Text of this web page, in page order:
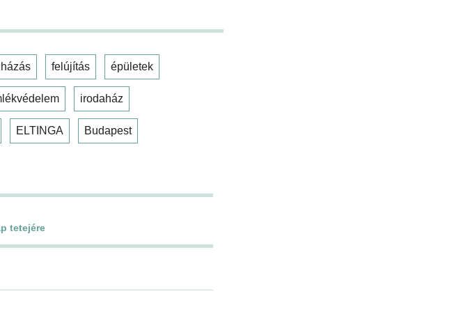
felújítás épületek
irodaház
ELTINGA Budapest
tetejére